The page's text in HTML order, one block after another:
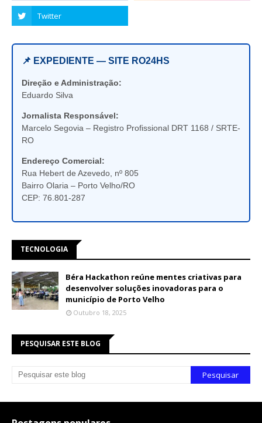
📌 EXPEDIENTE — SITE RO24HS
Direção e Administração:
Eduardo Silva
Jornalista Responsável:
Marcelo Segovia – Registro Profissional DRT 1168 / SRTE-
RO
Endereço Comercial:
Rua Hebert de Azevedo, nº 805
Bairro Olaria – Porto Velho/RO
CEP: 76.801-287
TECNOLOGIA
Béra Hackathon reúne mentes criativas para
desenvolver soluções inovadoras para o
município de Porto Velho
Outubro 18, 2025
PESQUISAR ESTE BLOG